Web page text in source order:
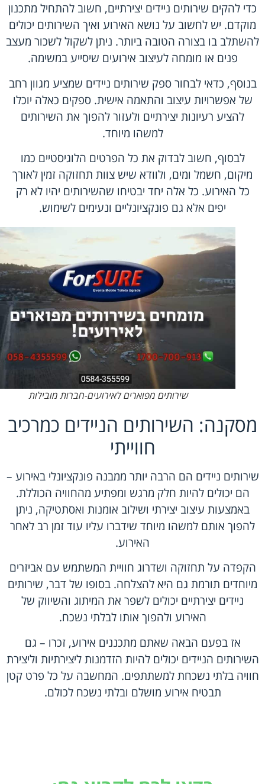
כדי להקים שירותים ניידים יצירתיים, חשוב להתחיל מתכנון
מוקדם. יש לחשוב על נושא האירוע ואיך השירותים יכולים
להשתלב בו בצורה הטובה ביותר. ניתן לשקול לשכור מעצב
פנים או מומחה לעיצוב אירועים שיסייע במשימה.
בנוסף, כדאי לבחור ספק שירותים ניידים שמציע מגוון רחב
של אפשרויות עיצוב והתאמה אישית. ספקים כאלה יוכלו
להציע רעיונות יצירתיים ולעזור להפוך את השירותים
למשהו מיוחד.
לבסוף, חשוב לבדוק את כל הפרטים הלוגיסטיים כמו
מיקום, חשמל ומים, ולוודא שיש צוות תחזוקה זמין לאורך
כל האירוע. כל אלה יחד יבטיחו שהשירותים יהיו לא רק
יפים אלא גם פונקציונליים ונעימים לשימוש.
שירותים מפוארים לאירועים-חברות מובילות
מסקנה: השירותים הניידים כמרכיב
חווייתי
שירותים ניידים הם הרבה יותר ממבנה פונקציונלי באירוע –
הם יכולים להיות חלק מרגש ומפתיע מהחוויה הכוללת.
באמצעות עיצוב יצירתי ושילוב אומנות ואסתטיקה, ניתן
להפוך אותם למשהו מיוחד שידברו עליו עוד זמן רב לאחר
האירוע.
הקפדה על תחזוקה ושדרוג חוויית המשתמש עם אביזרים
מיוחדים תורמת גם היא להצלחה. בסופו של דבר, שירותים
ניידים יצירתיים יכולים לשפר את המיתוג והשיווק של
האירוע ולהפוך אותו לבלתי נשכח.
אז בפעם הבאה שאתם מתכננים אירוע, זכרו – גם
השירותים הניידים יכולים להיות הזדמנות ליצירתיות וליצירת
חוויה בלתי נשכחת למשתתפים. המחשבה על כל פרט קטן
תבטיח אירוע מושלם ובלתי נשכח לכולם.